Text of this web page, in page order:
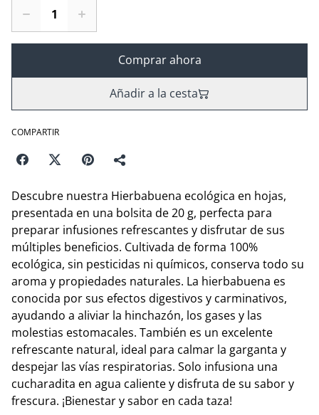
Comprar ahora
Añadir a la cesta
COMPARTIR
Descubre nuestra Hierbabuena ecológica en hojas,
presentada en una bolsita de 20 g, perfecta para
preparar infusiones refrescantes y disfrutar de sus
múltiples beneficios. Cultivada de forma 100%
ecológica, sin pesticidas ni químicos, conserva todo su
aroma y propiedades naturales. La hierbabuena es
conocida por sus efectos digestivos y carminativos,
ayudando a aliviar la hinchazón, los gases y las
molestias estomacales. También es un excelente
refrescante natural, ideal para calmar la garganta y
despejar las vías respiratorias. Solo infusiona una
cucharadita en agua caliente y disfruta de su sabor y
frescura. ¡Bienestar y sabor en cada taza!